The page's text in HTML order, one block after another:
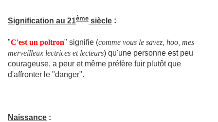
Signification au 21ème siècle :
"C'est un poltron" signifie (comme vous le savez, hoo, mes
merveilleux lectrices et lecteurs) qu'une personne est peu
courageuse, a peur et même préfère fuir plutôt que
d'affronter le "danger".
Naissance :